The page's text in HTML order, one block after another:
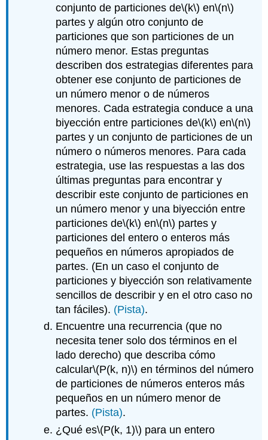
conjunto de particiones de\(k\) en\(n\)
partes y algún otro conjunto de
particiones que son particiones de un
número menor. Estas preguntas
describen dos estrategias diferentes para
obtener ese conjunto de particiones de
un número menor o de números
menores. Cada estrategia conduce a una
biyección entre particiones de\(k\) en\(n\)
partes y un conjunto de particiones de un
número o números menores. Para cada
estrategia, use las respuestas a las dos
últimas preguntas para encontrar y
describir este conjunto de particiones en
un número menor y una biyección entre
particiones de\(k\) en\(n\) partes y
particiones del entero o enteros más
pequeños en números apropiados de
partes. (En un caso el conjunto de
particiones y biyección son relativamente
sencillos de describir y en el otro caso no
tan fáciles). (Pista).
Encuentre una recurrencia (que no
necesita tener solo dos términos en el
lado derecho) que describa cómo
calcular\(P(k, n)\) en términos del número
de particiones de números enteros más
pequeños en un número menor de
partes. (Pista).
¿Qué es\(P(k, 1)\) para un entero